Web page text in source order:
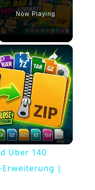
Now Playing
×
📦 Extrahiere ZIP, RAR und Über 140 Formate mit der Chrome-Erweiterung | Kostenlos und Lokal
Über 140
Erweiterung |